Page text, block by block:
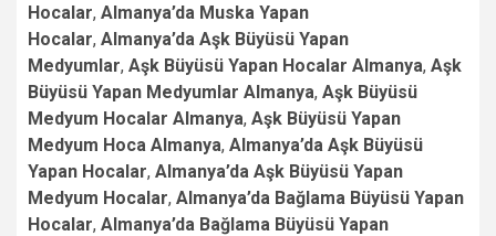
Hocalar, Almanya’da Muska Yapan
Hocalar, Almanya’da Aşk Büyüsü Yapan
Medyumlar, Aşk Büyüsü Yapan Hocalar Almanya, Aşk
Büyüsü Yapan Medyumlar Almanya, Aşk Büyüsü
Medyum Hocalar Almanya, Aşk Büyüsü Yapan
Medyum Hoca Almanya, Almanya’da Aşk Büyüsü
Yapan Hocalar, Almanya’da Aşk Büyüsü Yapan
Medyum Hocalar, Almanya’da Bağlama Büyüsü Yapan
Hocalar, Almanya’da Bağlama Büyüsü Yapan